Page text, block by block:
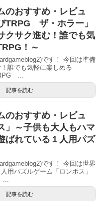
のおすすめ・レビュ
TRPG ザ・ホラー」
クサク進む！誰でも気
！～
です！ 今回は準備
誰でも気軽に楽しめる
...
記事を読む
のおすすめ・レビュ
」～子供も大人もハマ
ばれている１人用パズ
です！ 今回は世界
用パズルゲーム「ロンポス」
...
記事を読む